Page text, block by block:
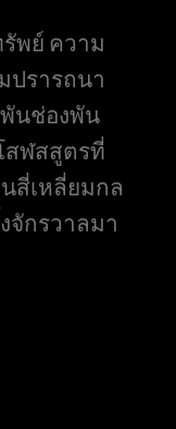
พย์ ความ
ปรารถนา
นช่องพัน
สฬสสูตรที่
สี่เหลี่ยมกล
จักรวาลมา